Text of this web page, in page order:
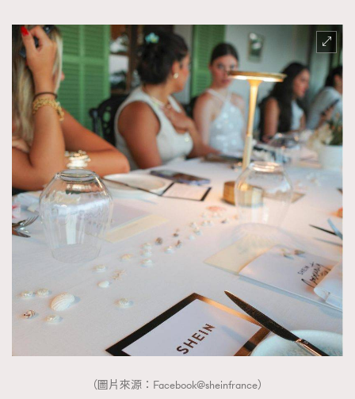
（圖片來源：Facebook@sheinfrance）